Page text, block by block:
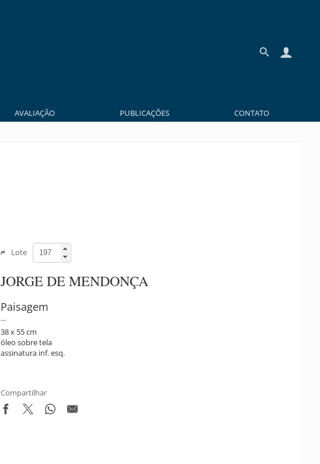
AVALIAÇÃO PUBLICAÇÕES CONTATO
Lote
JORGE DE MENDONÇA
Paisagem
38 x 55 cm
óleo sobre tela
assinatura inf. esq.
Compartilhar